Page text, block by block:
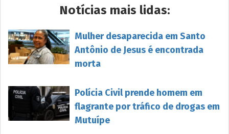
Notícias mais lidas:
Mulher desaparecida em Santo
Antônio de Jesus é encontrada
morta
Polícia Civil prende homem em
flagrante por tráfico de drogas em
Mutuípe